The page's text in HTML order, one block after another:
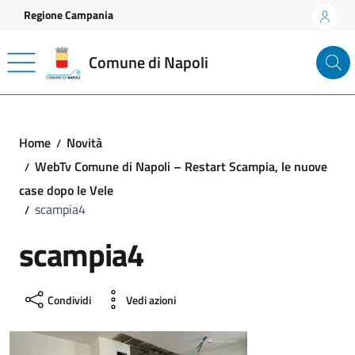
Vai ai contenuti
Vai al footer
Regione Campania
Comune di Napoli
Home
Novità
WebTv Comune di Napoli – Restart Scampia, le nuove
case dopo le Vele
scampia4
scampia4
Condividi Vedi azioni